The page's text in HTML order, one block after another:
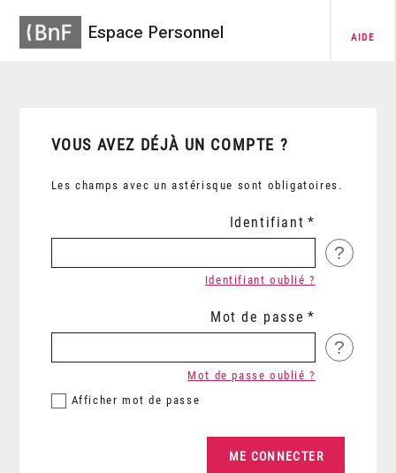
Espace Personnel AIDE
VOUS AVEZ DÉJÀ UN COMPTE ?
Les champs avec un astérisque sont obligatoires.
Identifiant
?
Identifiant oublié ?
Mot de passe
?
Afficher mot de passe
Mot de passe oublié ?